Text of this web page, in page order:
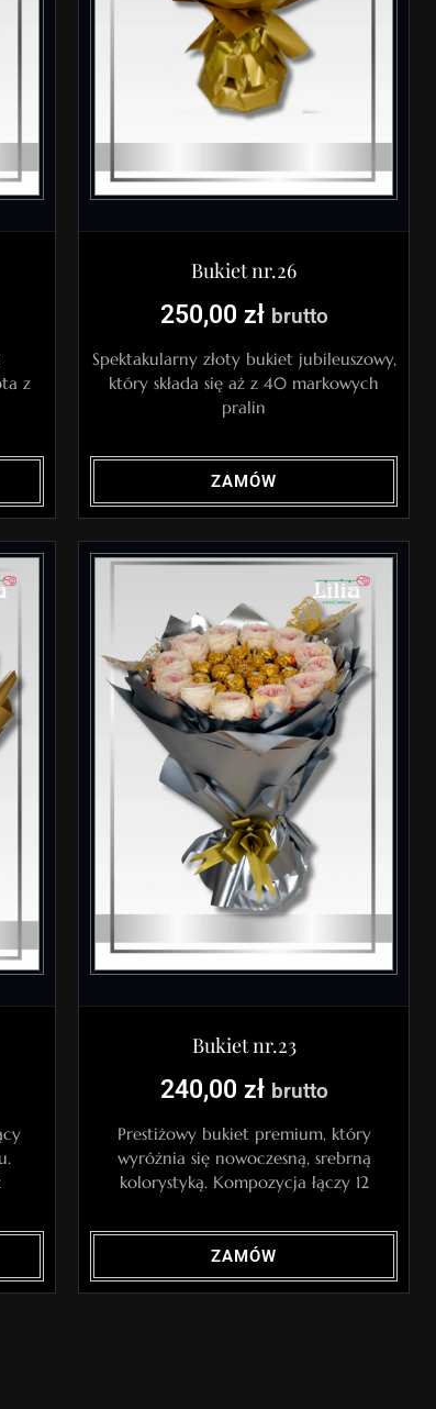
z
Bukiet nr.26
250,00 zł brutto
Spektakularny złoty bukiet jubileuszowy,
który składa się aż z 40 markowych
pralin
ZAMÓW
Bukiet nr.23
240,00 zł brutto
Prestiżowy bukiet premium, który
wyróżnia się nowoczesną, srebrną
kolorystyką. Kompozycja łączy 12
ZAMÓW